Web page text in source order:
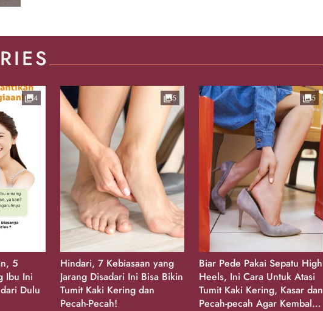
5
Ibu Ini
Dulu
4
Hindari, 7 Kebiasaan yang
Jarang Disadari Ini Bisa Bikin
Tumit Kaki Kering dan
Pecah-Pecah!
5
Biar Pede Pakai Sepatu High
Heels, Ini Cara Untuk Atasi
Tumit Kaki Kering, Kasar dan
Pecah-pecah Agar Kembali
5